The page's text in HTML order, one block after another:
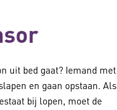
uit bed gaat? Iemand met
en gaan opstaan. Als
bij lopen, moet de